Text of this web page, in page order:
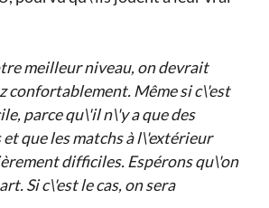
meilleur niveau, on devrait
confortablement. Même si c\'est
parce qu\'il n\'y a que des
que les matchs à l\'extérieur
difficiles. Espérons qu\'on
Si c\'est le cas, on sera